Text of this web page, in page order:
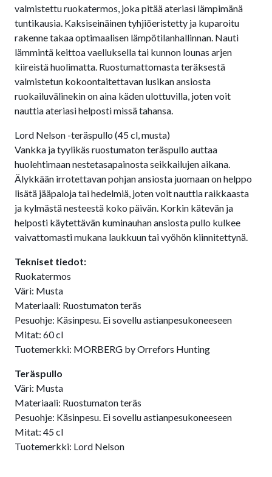
valmistettu ruokatermos, joka pitää ateriasi lämpimänä
tuntikausia. Kaksiseinäinen tyhjiöeristetty ja kuparoitu
rakenne takaa optimaalisen lämpötilanhallinnan. Nauti
lämmintä keittoa vaelluksella tai kunnon lounas arjen
kiireistä huolimatta. Ruostumattomasta teräksestä
valmistetun kokoontaitettavan lusikan ansiosta
ruokailuvälinekin on aina käden ulottuvilla, joten voit
nauttia ateriasi helposti missä tahansa.
Lord Nelson -teräspullo (45 cl, musta)
Vankka ja tyylikäs ruostumaton teräspullo auttaa
huolehtimaan nestetasapainosta seikkailujen aikana.
Älykkään irrotettavan pohjan ansiosta juomaan on helppo
lisätä jääpaloja tai hedelmiä, joten voit nauttia raikkaasta
ja kylmästä nesteestä koko päivän. Korkin kätevän ja
helposti käytettävän kuminauhan ansiosta pullo kulkee
vaivattomasti mukana laukkuun tai vyöhön kiinnitettynä.
Tekniset tiedot:
Ruokatermos
Väri: Musta
Materiaali: Ruostumaton teräs
Pesuohje: Käsinpesu. Ei sovellu astianpesukoneeseen
Mitat: 60 cl
Tuotemerkki: MORBERG by Orrefors Hunting
Teräspullo
Väri: Musta
Materiaali: Ruostumaton teräs
Pesuohje: Käsinpesu. Ei sovellu astianpesukoneeseen
Mitat: 45 cl
Tuotemerkki: Lord Nelson